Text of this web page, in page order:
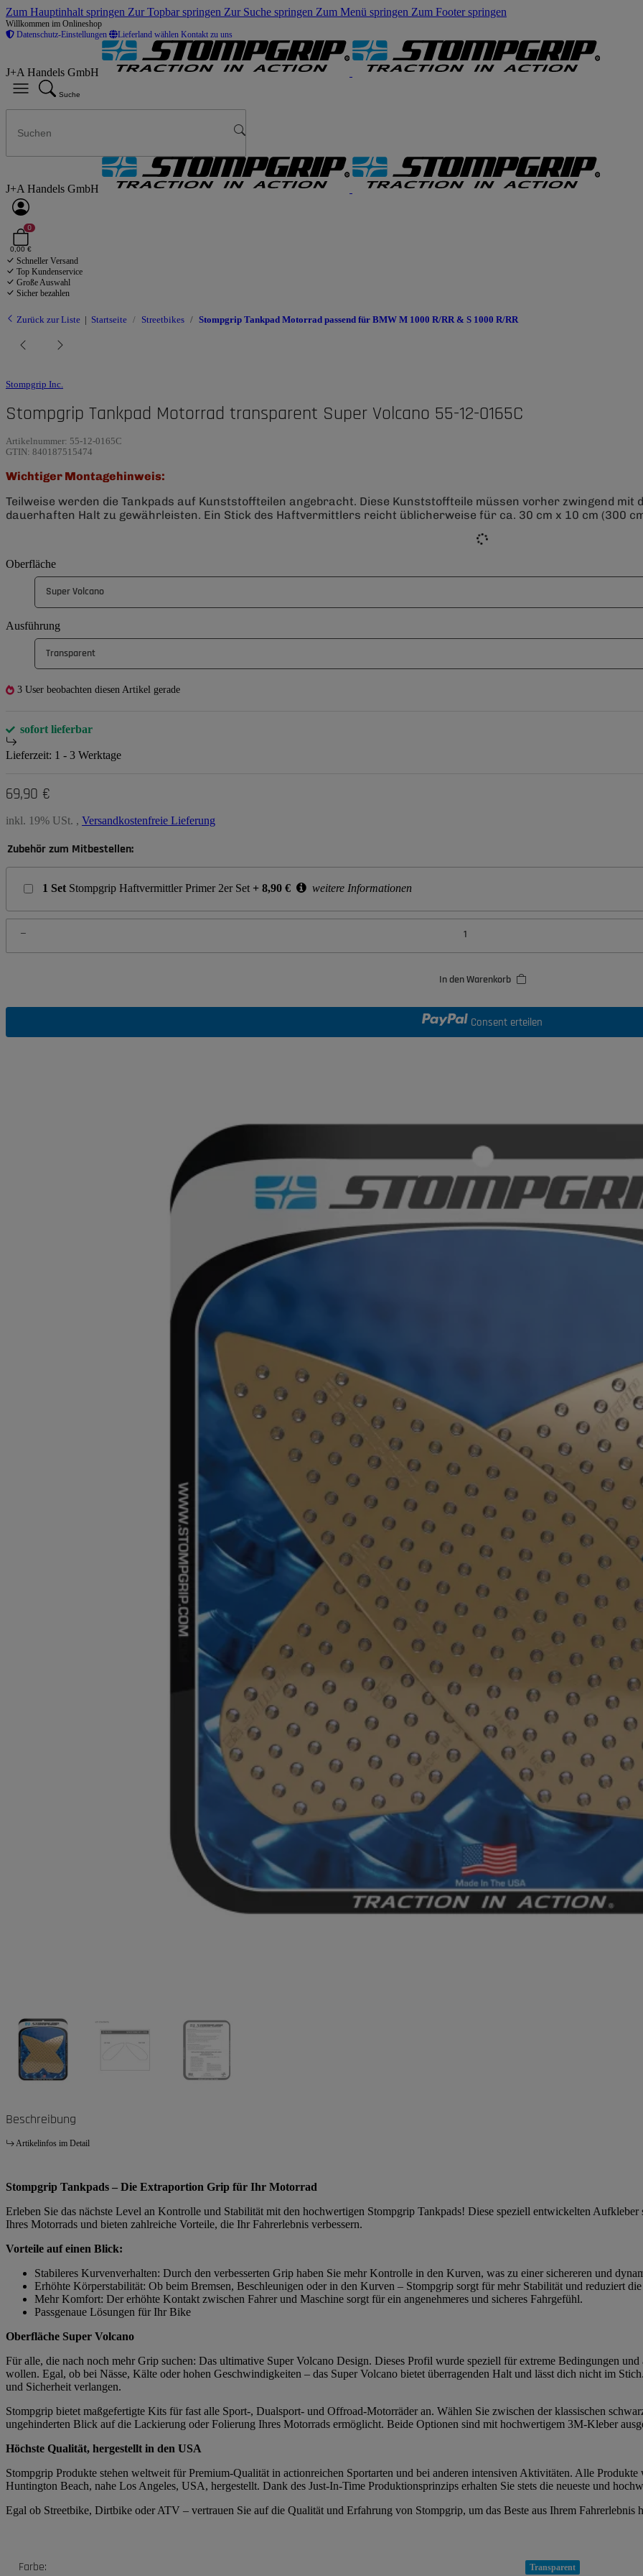
Zum Hauptinhalt springen Zur Topbar springen Zur Suche springen Zum Menü springen Zum Footer springen
Willkommen im Onlineshop
Datenschutz-Einstellungen
Lieferland wählen Kontakt zu uns
J+A Handels GmbH
Suche
J+A Handels GmbH
0
0,00 €
Schneller Versand
Top Kundenservice
Große Auswahl
Sicher bezahlen
Zurück zur Liste Startseite Streetbikes Stompgrip Tankpad Motorrad passend für BMW M 1000 R/RR & S 1000 R/RR
Stompgrip Inc.
Stompgrip Tankpad Motorrad transparent Super Volcano 55-12-0165C
Artikelnummer: 55-12-0165C
GTIN: 840187515474
Wichtiger Montagehinweis:
Teilweise werden die Tankpads auf Kunststoffteilen angebracht. Diese Kunststoffteile müssen vorher zwingend
dauerhaften Halt zu gewährleisten. Ein Stick des Haftvermittlers reicht üblicherweise für ca. 30 cm x 10 cm (300
Oberfläche
Super Volcano
Ausführung
Transparent
3 User beobachten diesen Artikel gerade
sofort lieferbar
Lieferzeit: 1 - 3 Werktage
69,90 €
inkl. 19% USt. , Versandkostenfreie Lieferung
Zubehör zum Mitbestellen:
1 Set Stompgrip Haftvermittler Primer 2er Set + 8,90 € weitere Informationen
In den Warenkorb
Consent erteilen
Beschreibung
Artikelinfos im Detail
Stompgrip Tankpads – Die Extraportion Grip für Ihr Motorrad
Erleben Sie das nächste Level an Kontrolle und Stabilität mit den hochwertigen Stompgrip Tankpads! Diese speziell entwickelten
Ihres Motorrads und bieten zahlreiche Vorteile, die Ihr Fahrerlebnis verbessern.
Vorteile auf einen Blick:
Stabileres Kurvenverhalten: Durch den verbesserten Grip haben Sie mehr Kontrolle in den Kurven, was zu einer sichereren und
Erhöhte Körperstabilität: Ob beim Bremsen, Beschleunigen oder in den Kurven – Stompgrip sorgt für mehr Stabilität und reduziert
Mehr Komfort: Der erhöhte Kontakt zwischen Fahrer und Maschine sorgt für ein angenehmeres und sicheres Fahrgefühl.
Passgenaue Lösungen für Ihr Bike
Oberfläche Super Volcano
Für alle, die nach noch mehr Grip suchen: Das ultimative Super Volcano Design. Dieses Profil wurde speziell für extreme Bedingungen
wollen. Egal, ob bei Nässe, Kälte oder hohen Geschwindigkeiten – das Super Volcano bietet überragenden Halt und lässt dich nicht im
und Sicherheit verlangen.
Stompgrip bietet maßgefertigte Kits für fast alle Sport-, Dualsport- und Offroad-Motorräder an. Wählen Sie zwischen der klassischen
ungehinderten Blick auf die Lackierung oder Folierung Ihres Motorrads ermöglicht. Beide Optionen sind mit hochwertigem 3M-Kleber
Höchste Qualität, hergestellt in den USA
Stompgrip Produkte stehen weltweit für Premium-Qualität in actionreichen Sportarten und bei anderen intensiven Aktivitäten. Alle
Huntington Beach, nahe Los Angeles, USA, hergestellt. Dank des Just-In-Time Produktionsprinzips erhalten Sie stets die neueste und
Egal ob Streetbike, Dirtbike oder ATV – vertrauen Sie auf die Qualität und Erfahrung von Stompgrip, um das Beste aus Ihrem Fahrerlebnis
Produkteigenschaft
Wert
Farbe: Transparent